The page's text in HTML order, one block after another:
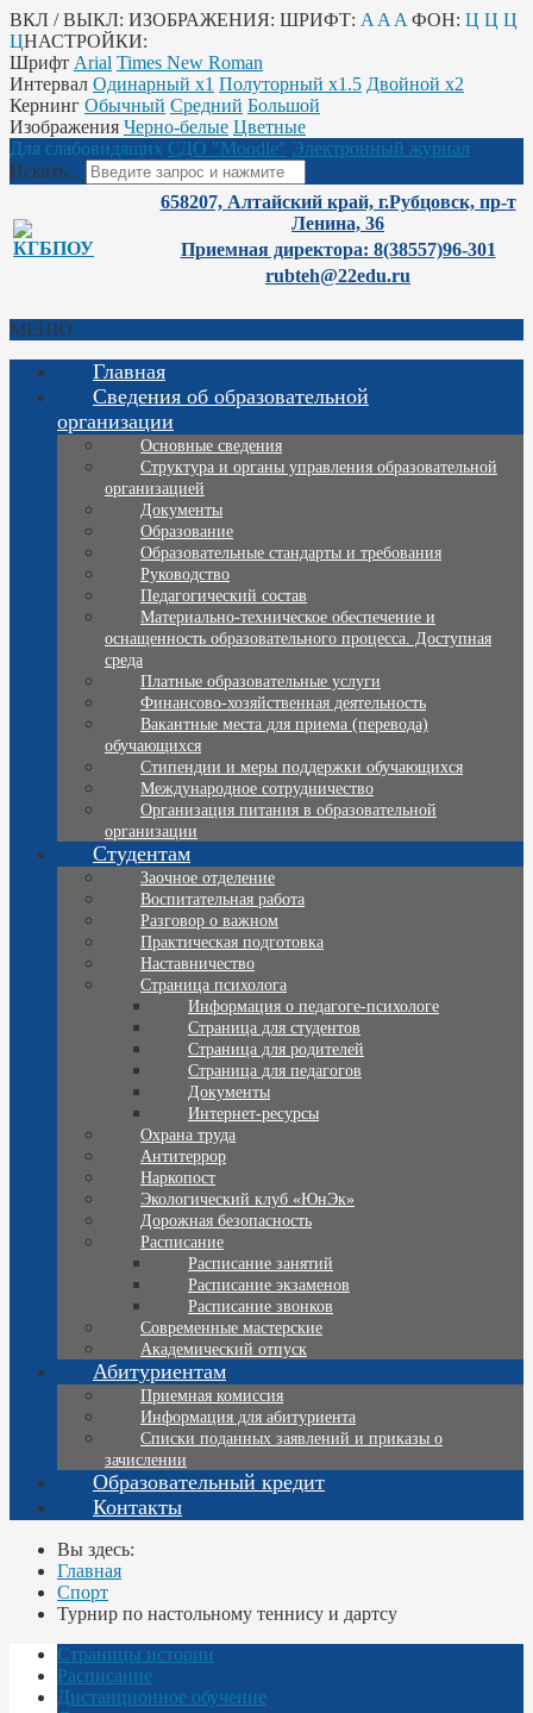
ВКЛ / ВЫКЛ: ИЗОБРАЖЕНИЯ: ШРИФТ: A A A ФОН: Ц Ц Ц
ЦНАСТРОЙКИ:
Шрифт Arial Times New Roman
Интервал Одинарный х1 Полуторный х1.5 Двойной х2
Кернинг Обычный Средний Большой
Изображения Черно-белые Цветные
Для слабовидящих СДО "Moodle" Электронный журнал
Искать...
658207, Алтайский край, г.Рубцовск, пр-т
Ленина, 36
Приемная директора: 8(38557)96-301
rubteh@22edu.ru
МЕНЮ
Главная
Сведения об образовательной
организации
Основные сведения
Структура и органы управления образовательной
организацией
Документы
Образование
Образовательные стандарты и требования
Руководство
Педагогический состав
Материально-техническое обеспечение и
оснащенность образовательного процесса. Доступная
среда
Платные образовательные услуги
Финансово-хозяйственная деятельность
Вакантные места для приема (перевода)
обучающихся
Стипендии и меры поддержки обучающихся
Международное сотрудничество
Организация питания в образовательной
организации
Студентам
Заочное отделение
Воспитательная работа
Разговор о важном
Практическая подготовка
Наставничество
Страница психолога
Информация о педагоге-психологе
Страница для студентов
Страница для родителей
Страница для педагогов
Документы
Интернет-ресурсы
Охрана труда
Антитеррор
Наркопост
Экологический клуб «ЮнЭк»
Дорожная безопасность
Расписание
Расписание занятий
Расписание экзаменов
Расписание звонков
Современные мастерские
Академический отпуск
Абитуриентам
Приемная комиссия
Информация для абитуриента
Списки поданных заявлений и приказы о
зачислении
Образовательный кредит
Контакты
Вы здесь:
Главная
Спорт
Турнир по настольному теннису и дартсу
Страницы истории
Расписание
Дистанционное обучение